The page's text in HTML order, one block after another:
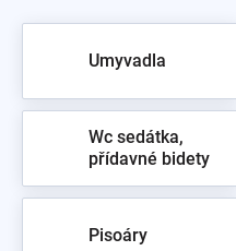
Umyvadla
Wc sedátka,
přídavné bidety
Pisoáry